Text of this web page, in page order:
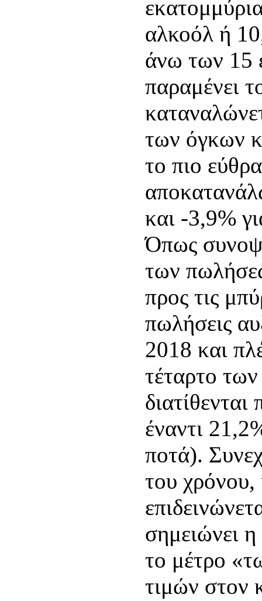
αλκοόλ ή
άνω των 15
παραμένει
των όγκων
το πιο
και -3,9%
Όπως
των
προς τις
πωλήσεις
2018 και
τέταρτο
έναντι
ποτά).
του
σημειώνει
το μέτρο
τιμών στον